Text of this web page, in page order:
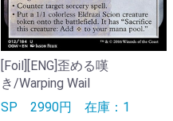
[Foil][ENG]歪める嘆
き/Warping Wail
SP 2990円 在庫：1